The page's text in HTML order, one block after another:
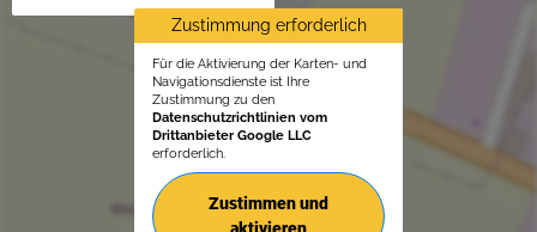
Zustimmung erforderlich
Für die Aktivierung der Karten- und
Navigationsdienste ist Ihre
Zustimmung zu den
Datenschutzrichtlinien vom
Drittanbieter Google LLC
erforderlich.
Zustimmen und